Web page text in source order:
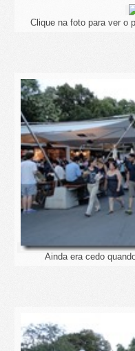
Clique na foto para ver o
Ainda era cedo